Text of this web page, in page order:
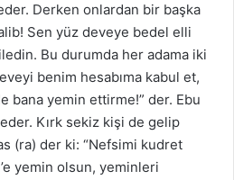
Derken onlardan bir başka
Sen yüz deveye bedel elli
Bu durumda her adama iki
benim hesabıma kabul et,
bana yemin ettirme!” der. Ebu
Kırk sekiz kişi de gelip
(ra) der ki: “Nefsimi kudret
yemin olsun, yeminleri